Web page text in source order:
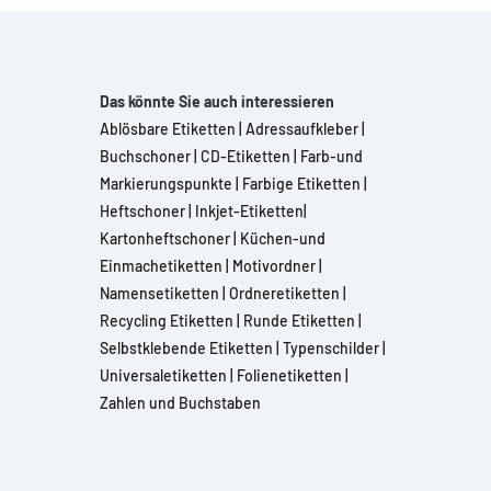
Das könnte Sie auch interessieren
Ablösbare Etiketten Adressaufkleber
Buchschoner CD-Etiketten
Farb-und
Markierungspunkte
Farbige Etiketten
Heftschoner Inkjet-Etiketten
Kartonheftschoner Küchen-und
Einmachetiketten
Motivordner
Namensetiketten Ordneretiketten
Recycling Etiketten
Runde Etiketten
Selbstklebende Etiketten Typenschilder
Universaletiketten
Folienetiketten
Zahlen und Buchstaben